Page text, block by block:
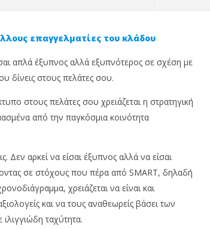
το χρέος που η ασφαλιστική
αγορά δεν μετρά ακόμη
12
Ιουνίου,
2023
Cyprus
Insurance
News
επαγγελματίες του κλάδου
απλά έξυπνος αλλά εξυπνότερος σε σχέση με
δίνεις στους πελάτες σου.
στους πελάτες σου χρειάζεται η στρατηγική
από την παγκόσμια κοινότητα
Δεν αρκεί να είσαι έξυπνος αλλά να είσαι
σε στόχους που πέρα από SMART, δηλαδή
χρειάζεται να είναι και
και να τους αναθεωρείς βάσει των
ταχύτητα.